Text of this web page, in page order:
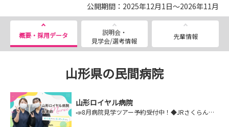
公開期間：2025年12月1日～2026年11月
概要・採用データ
説明会・
見学会/選考情報
先輩情報
山形県の民間病院
山形ロイヤル病院
📣8月病院見学ツアー予約受付中！◆JRさくらんぼ東根駅より徒歩5分◆◇駐車場完備◇◆寮・託児所あり◆患者さんに愛され、地域に信頼される慢性期病院です